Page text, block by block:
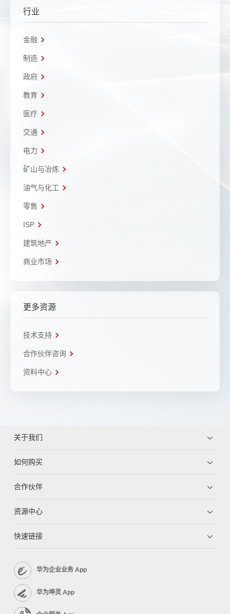
行业
金融
制造
政府
教育
医疗
交通
电力
矿山与冶炼
油气与化工
零售
ISP
建筑地产
商业市场
更多资源
技术支持
合作伙伴咨询
资料中心
关于我们
如何购买
合作伙伴
资源中心
快速链接
华为企业业务 App
华为坤灵 App